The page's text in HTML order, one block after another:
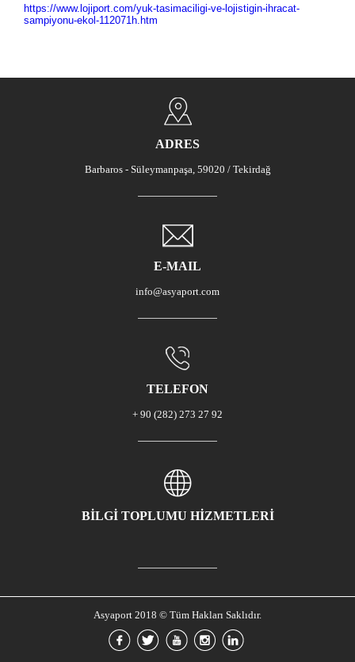
https://www.lojiport.com/yuk-tasimaciligi-ve-lojistigin-ihracat-
sampiyonu-ekol-112071h.htm
ADRES
Barbaros - Süleymanpaşa, 59020 / Tekirdağ
E-MAIL
info@asyaport.com
TELEFON
+ 90 (282) 273 27 92
BİLGİ TOPLUMU HİZMETLERİ
Asyaport 2018 © Tüm Hakları Saklıdır.